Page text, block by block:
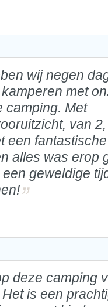
wij negen
met
camping. Met
van
een
alles was erop
geweldige
deze camping
is een